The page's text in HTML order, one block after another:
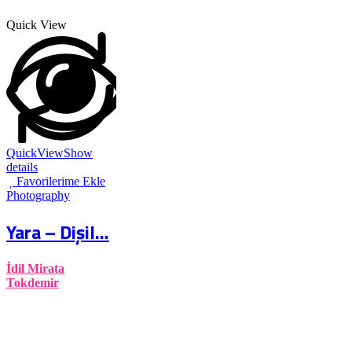
Quick View
QuickViewShow
details
Favorilerime Ekle
Photography
Yara – Dişil...
İdil Mirata
Tokdemir